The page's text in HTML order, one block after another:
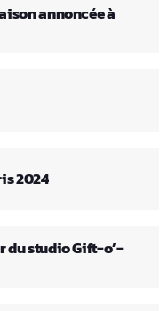
annoncée à
2024
du studio Gift-o’-